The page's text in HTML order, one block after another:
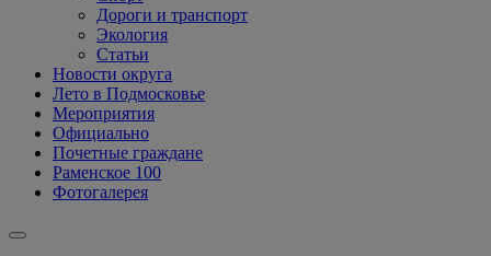
Дороги и транспорт
Экология
Статьи
Новости округа
Лето в Подмосковье
Мероприятия
Официально
Почетные граждане
Раменское 100
Фотогалерея